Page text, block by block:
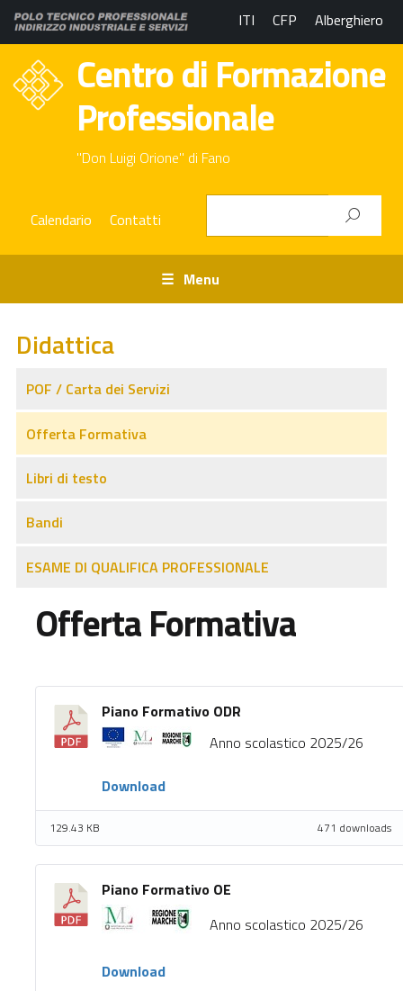
ITI CFP Alberghiero
Centro di Formazione
Professionale
"Don Luigi Orione" di Fano
Calendario Contatti
Menu
Didattica
POF / Carta dei Servizi
Offerta Formativa
Libri di testo
Bandi
ESAME DI QUALIFICA PROFESSIONALE
Offerta Formativa
Piano Formativo ODR
Anno scolastico 2025/26
Download
471 downloads
129.43 KB
Piano Formativo OE
Anno scolastico 2025/26
Download